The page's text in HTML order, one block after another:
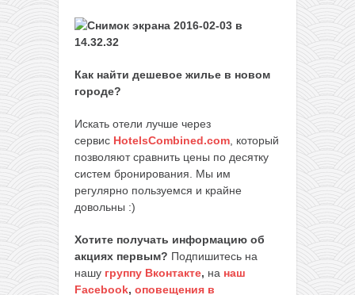
Как найти дешевое жилье в новом
городе?
Искать отели лучше через
сервис HotelsCombined.com , который
позволяют сравнить цены по десятку
систем бронирования. Мы им
регулярно пользуемся и крайне
довольны :)
Хотите получать информацию об
акциях первым? Подпишитесь на
нашу группу Вконтакте, на наш
Facebook, оповещения в